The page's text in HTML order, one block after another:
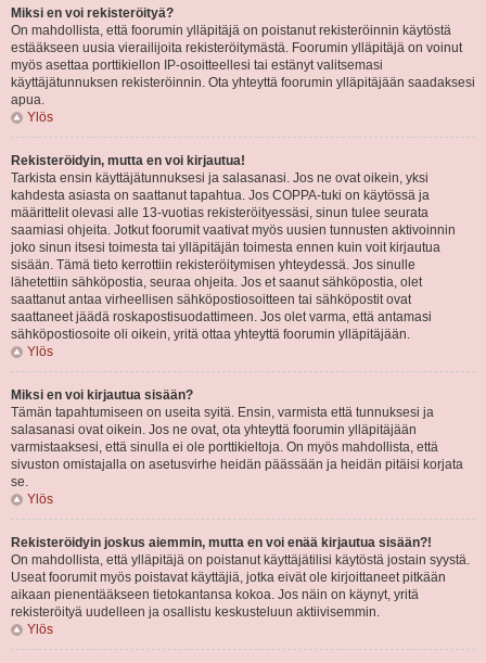
Miksi en voi rekisteröityä?
On mahdollista, että foorumin ylläpitäjä on poistanut rekisteröinnin käytöstä
estääkseen uusia vierailijoita rekisteröitymästä. Foorumin ylläpitäjä on voinut
myös asettaa porttikiellon IP-osoitteellesi tai estänyt valitsemasi
käyttäjätunnuksen rekisteröinnin. Ota yhteyttä foorumin ylläpitäjään saadaksesi
apua.
Ylös
Rekisteröidyin, mutta en voi kirjautua!
Tarkista ensin käyttäjätunnuksesi ja salasanasi. Jos ne ovat oikein, yksi
kahdesta asiasta on saattanut tapahtua. Jos COPPA-tuki on käytössä ja
määrittelit olevasi alle 13-vuotias rekisteröityessäsi, sinun tulee seurata
saamiasi ohjeita. Jotkut foorumit vaativat myös uusien tunnusten aktivoinnin
joko sinun itsesi toimesta tai ylläpitäjän toimesta ennen kuin voit kirjautua
sisään. Tämä tieto kerrottiin rekisteröitymisen yhteydessä. Jos sinulle
lähetettiin sähköpostia, seuraa ohjeita. Jos et saanut sähköpostia, olet
saattanut antaa virheellisen sähköpostiosoitteen tai sähköpostit ovat
saattaneet jäädä roskapostisuodattimeen. Jos olet varma, että antamasi
sähköpostiosoite oli oikein, yritä ottaa yhteyttä foorumin ylläpitäjään.
Ylös
Miksi en voi kirjautua sisään?
Tämän tapahtumiseen on useita syitä. Ensin, varmista että tunnuksesi ja
salasanasi ovat oikein. Jos ne ovat, ota yhteyttä foorumin ylläpitäjään
varmistaaksesi, että sinulla ei ole porttikieltoja. On myös mahdollista, että
sivuston omistajalla on asetusvirhe heidän päässään ja heidän pitäisi korjata
se.
Ylös
Rekisteröidyin joskus aiemmin, mutta en voi enää kirjautua sisään?!
On mahdollista, että ylläpitäjä on poistanut käyttäjätilisi käytöstä jostain syystä.
Useat foorumit myös poistavat käyttäjiä, jotka eivät ole kirjoittaneet pitkään
aikaan pienentääkseen tietokantansa kokoa. Jos näin on käynyt, yritä
rekisteröityä uudelleen ja osallistu keskusteluun aktiivisemmin.
Ylös